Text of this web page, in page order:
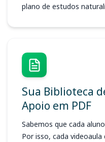
plano de estudos
Sua Biblioteca
Apoio em PDF
Sabemos que cada
Por isso, cada